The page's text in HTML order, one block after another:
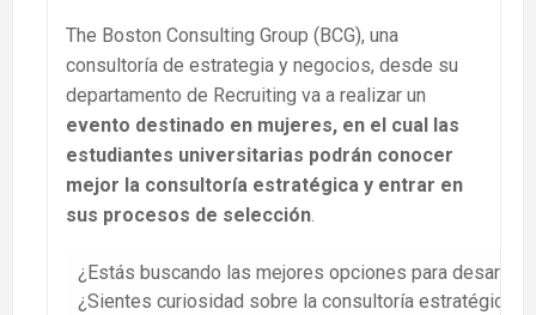
The Boston Consulting Group (BCG), una
consultoría de estrategia y negocios, desde su
departamento de Recruiting va a realizar un
evento destinado en mujeres, en el cual las
estudiantes universitarias podrán conocer
mejor la consultoría estratégica y entrar en
sus procesos de selección.
¿Estás buscando las mejores opciones para
¿Sientes curiosidad sobre la consultoría estratégica,